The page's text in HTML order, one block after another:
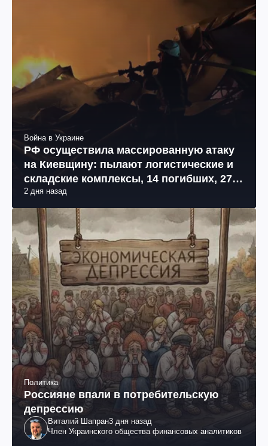
Война в Украине
РФ осуществила массированную атаку
на Киевщину: пылают логистические и
складские комплексы, 14 погибших, 27
раненых (фото, видео)
2 дня назад
Политика
Россияне впали в потребительскую
депрессию
Виталий Шапран3 дня назад
Член Украинского общества финансовых аналитиков